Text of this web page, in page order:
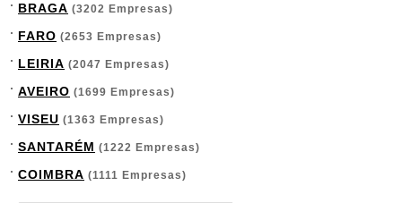
BRAGA (3202 Empresas)
FARO (2653 Empresas)
LEIRIA (2047 Empresas)
AVEIRO (1699 Empresas)
VISEU (1363 Empresas)
SANTARÉM (1222 Empresas)
COIMBRA (1111 Empresas)